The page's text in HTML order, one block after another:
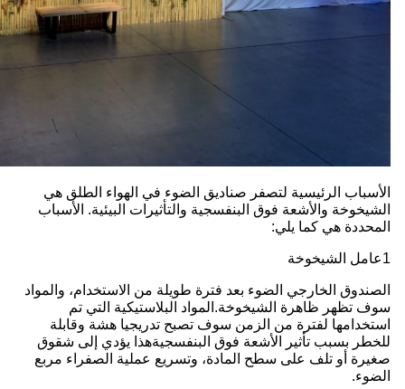
الأسباب الرئيسية لتصفر صناديق الضوء في الهواء الطلق هي
الشيخوخة والأشعة فوق البنفسجية والتأثيرات البيئية. الأسباب
المحددة هي كما يلي:
1عامل الشيخوخة
الصندوق الخارجي الضوء بعد فترة طويلة من الاستخدام، والمواد
سوف تظهر ظاهرة الشيخوخة.المواد البلاستيكية التي تم
استخدامها لفترة من الزمن سوف تصبح تدريجيا هشة وقابلة
للخطر بسبب تأثير الأشعة فوق البنفسجيةهذا يؤدي إلى شقوق
صغيرة أو تلف على سطح المادة، وتسريع عملية الصفراء مربع
الضوء.